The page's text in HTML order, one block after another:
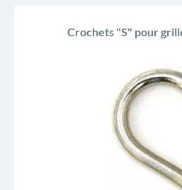
Crochets "S" pour